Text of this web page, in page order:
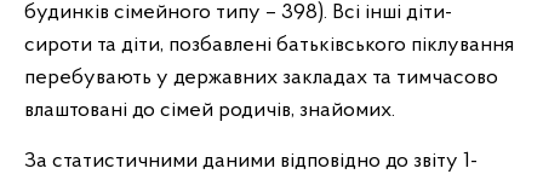
будинків сімейного типу – 398). Всі інші діти-
сироти та діти, позбавлені батьківського піклування
перебувають у державних закладах та тимчасово
влаштовані до сімей родичів, знайомих.
За статистичними даними відповідно до звіту 1-